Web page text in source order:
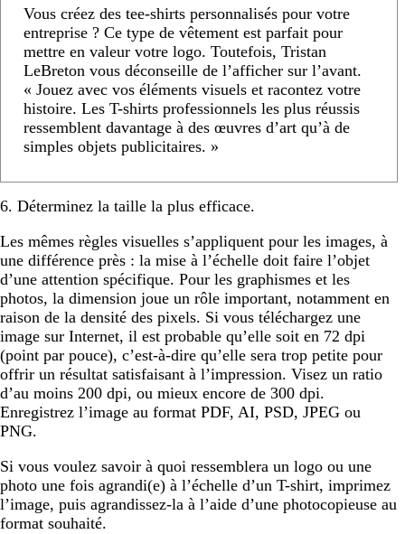
Vous créez des tee-shirts personnalisés pour votre
entreprise ? Ce type de vêtement est parfait pour
mettre en valeur votre logo. Toutefois, Tristan
LeBreton vous déconseille de l’afficher sur l’avant.
« Jouez avec vos éléments visuels et racontez votre
histoire. Les T-shirts professionnels les plus réussis
ressemblent davantage à des œuvres d’art qu’à de
simples objets publicitaires. »
6. Déterminez la taille la plus efficace.
Les mêmes règles visuelles s’appliquent pour les images, à
une différence près : la mise à l’échelle doit faire l’objet
d’une attention spécifique. Pour les graphismes et les
photos, la dimension joue un rôle important, notamment en
raison de la densité des pixels. Si vous téléchargez une
image sur Internet, il est probable qu’elle soit en 72 dpi
(point par pouce), c’est-à-dire qu’elle sera trop petite pour
offrir un résultat satisfaisant à l’impression. Visez un ratio
d’au moins 200 dpi, ou mieux encore de 300 dpi.
Enregistrez l’image au format PDF, AI, PSD, JPEG ou
PNG.
Si vous voulez savoir à quoi ressemblera un logo ou une
photo une fois agrandi(e) à l’échelle d’un T-shirt, imprimez
l’image, puis agrandissez-la à l’aide d’une photocopieuse au
format souhaité.